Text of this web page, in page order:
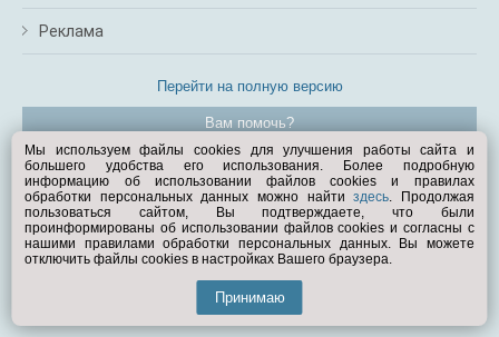
Реклама
Перейти на полную версию
Вам помочь?
© Exist.ru 1998—2026
Мы используем файлы cookies для улучшения работы сайта и
большего удобства его использования. Более подробную
информацию об использовании файлов cookies и правилах
обработки персональных данных можно найтиздесь. Продолжая
пользоваться сайтом, Вы подтверждаете, что были
проинформированы об использовании файлов cookies и согласны с
нашими правилами обработки персональных данных. Вы можете
отключить файлы cookies в настройках Вашего браузера.
Принимаю